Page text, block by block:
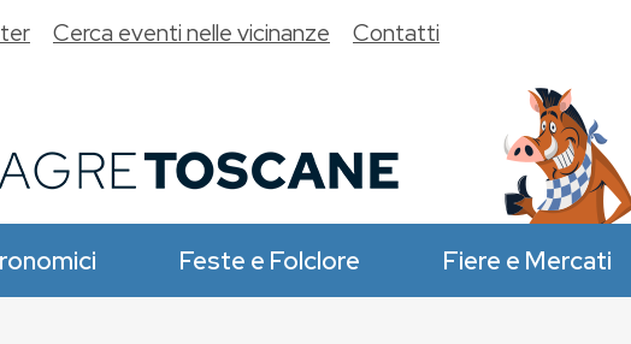
Feste e Folclore Fiere e Mercati
Cerca eventi nelle vicinanze Contatti